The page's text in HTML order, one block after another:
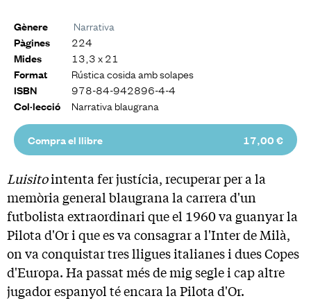
Gènere Narrativa
Pàgines 224
Mides 13,3 x 21
Format Rústica cosida amb solapes
ISBN 978-84-942896-4-4
Col·lecció Narrativa blaugrana
Compra el llibre 17,00 €
Luisitointenta fer justícia, recuperar per a la
memòria general blaugrana la carrera d'un
futbolista extraordinari que el 1960 va guanyar la
Pilota d'Or i que es va consagrar a l'Inter de Milà,
on va conquistar tres lligues italianes i dues Copes
d'Europa. Ha passat més de mig segle i cap altre
jugador espanyol té encara la Pilota d'Or.